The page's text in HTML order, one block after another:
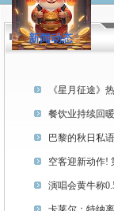
新闻动态
《星月征途》
餐饮业持续回
巴黎的秋日私
空客迎新动作!
演唱会黄牛称